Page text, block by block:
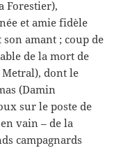
Forestier),
et amie fidèle
amant ; coup de
de la mort de
dont le
(Damin
sur le poste de
vain – de la
campagnards